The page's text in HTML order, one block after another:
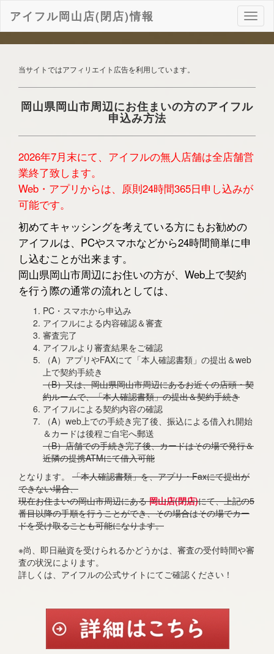
ナ
ビ
ゲ
ン
アイフル岡山店(閉店)情報
当サイトではアフィリエイト広告を利用しています。
岡山県岡山市周辺にお住まいの方のアイフル
申込み方法
2026年7月末にて、アイフルの無人店舗は全店舗営
業終了致します。
Web・アプリからは、原則24時間365日申し込みが
可能です。
初めてキャッシングを考えている方にもお勧めの
アイフルは、PCやスマホなどから24時間簡単に申
し込むことが出来ます。
岡山県岡山市周辺にお住いの方が、Web上で契約
を行う際の通常の流れとしては、
PC・スマホから申込み
アイフルによる内容確認＆審査
審査完了
アイフルより審査結果をご確認
（A）アプリやFAXにて「本人確認書類」の提出＆web
上で契約手続き
（B）又は、岡山県岡山市周辺にあるお近くの店頭・契
約ルームで、「本人確認書類」の提出＆契約手続き
アイフルによる契約内容の確認
（A）web上での手続き完了後、振込による借入れ開始
＆カードは後程ご自宅へ郵送
（B）店舗での手続き完了後、カードはその場で発行＆
近隣の提携ATMにて借入可能
となります。 「本人確認書類」を、アプリ・Faxにて提出が
できない場合、
現在お住まいの岡山市周辺にある岡山店(閉店)にて、上記の5
番目以降の手順を行うことができ、その場合はその場でカー
ドを受け取ることも可能になります。
※尚、即日融資を受けられるかどうかは、審査の受付時間や審
査の状況によります。
詳しくは、アイフルの公式サイトにてご確認ください！